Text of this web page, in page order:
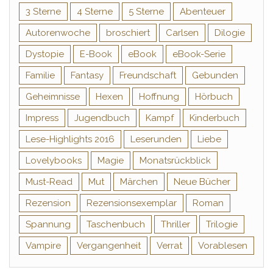
3 Sterne 4 Sterne 5 Sterne
Abenteuer
Autorenwoche
broschiert Carlsen
Dilogie
Dystopie
E-Book eBook
eBook-Serie
Familie
Fantasy Freundschaft
Gebunden
Geheimnisse
Hexen Hoffnung
Hörbuch
Impress
Jugendbuch Kampf
Kinderbuch
Lese-Highlights 2016
Leserunden
Liebe
Lovelybooks
Magie
Monatsrückblick
Must-Read
Mut Märchen
Neue Bücher
Rezension
Rezensionsexemplar
Roman
Spannung
Taschenbuch Thriller
Trilogie
Vampire
Vergangenheit Verrat Vorablesen